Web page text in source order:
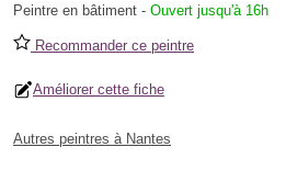
Peintre en bâtiment - Ouvert jusqu'à 16h
Recommander ce peintre
Améliorer cette fiche
Autres peintres à Nantes